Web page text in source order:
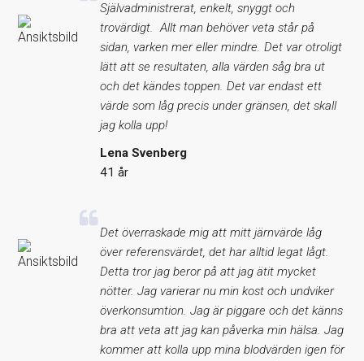
Självadministrerat, enkelt, snyggt och
trovärdigt. Allt man behöver veta står på
sidan, varken mer eller mindre. Det var otroligt
lätt att se resultaten, alla värden såg bra ut
och det kändes toppen. Det var endast ett
värde som låg precis under gränsen, det skall
jag kolla upp!
Lena Svenberg
41 år
Det överraskade mig att mitt järnvärde låg
över referensvärdet, det har alltid legat lågt.
Detta tror jag beror på att jag ätit mycket
nötter. Jag varierar nu min kost och undviker
överkonsumtion. Jag är piggare och det känns
bra att veta att jag kan påverka min hälsa. Jag
kommer att kolla upp mina blodvärden igen för